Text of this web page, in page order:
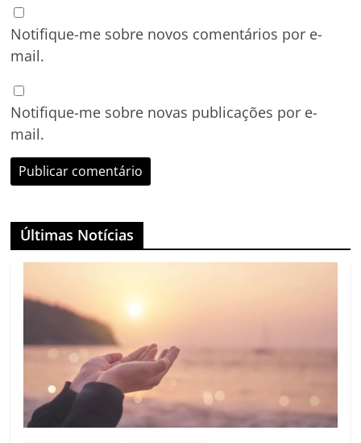
Notifique-me sobre novos comentários por e-
mail.
Notifique-me sobre novas publicações por e-
mail.
Últimas Notícias